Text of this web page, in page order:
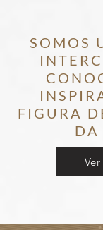
SOMOS
FIGURA
DA